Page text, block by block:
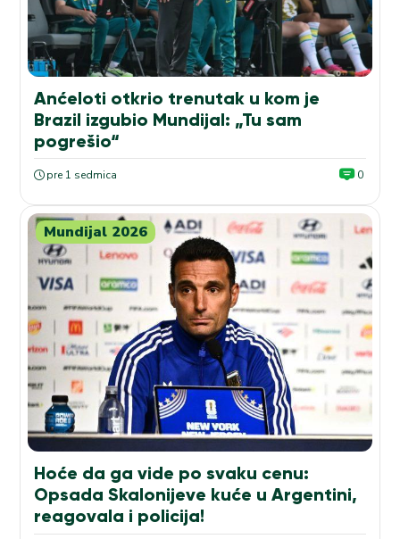
Anćeloti otkrio trenutak u kom je
Brazil izgubio Mundijal: „Tu sam
pogrešio“
pre 1 sedmica 0
Mundijal 2026
Hoće da ga vide po svaku cenu:
Opsada Skalonijeve kuće u Argentini,
reagovala i policija!